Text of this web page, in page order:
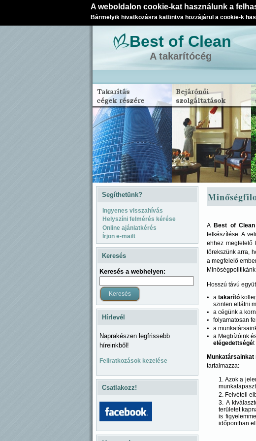
A weboldalon cookie-kat használunk a
Bármelyik hivatkozásra kattintva hozzájárul a cookie-k
Best of Clean
A takarítócég
Segíthetünk?
Ingyenes visszahívás
Helyszíni felmérés kérése
Online ajánlatkérés
Írjon e-mailt
Keresés
Keresés a webhelyen:
Hírlevél
Naprakészen legfrissebb
híreinkből!
Feliratkozások kezelése
Csatlakozz!
ABest of Clean
felkészítése. A
ehhez megfelelő
törekszünk arra,
a megfelelő
Minőségpolitikánk
Hosszú távú
a takarító
szinten ellátni
a cégünk a
folyamatosan
a
a Megbízóink
elégedettségét
Munkatársainkat
tartalmazza:
Azok a
Felvételi
A
területet
is
időpontban